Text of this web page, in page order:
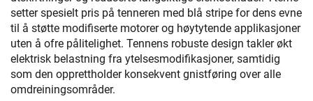
setter spesielt pris på tenneren med blå stripe for dens evne
til å støtte modifiserte motorer og høytytende applikasjoner
uten å ofre pålitelighet. Tennens robuste design takler økt
elektrisk belastning fra ytelsesmodifikasjoner, samtidig
som den opprettholder konsekvent gnistføring over alle
omdreiningsområder.